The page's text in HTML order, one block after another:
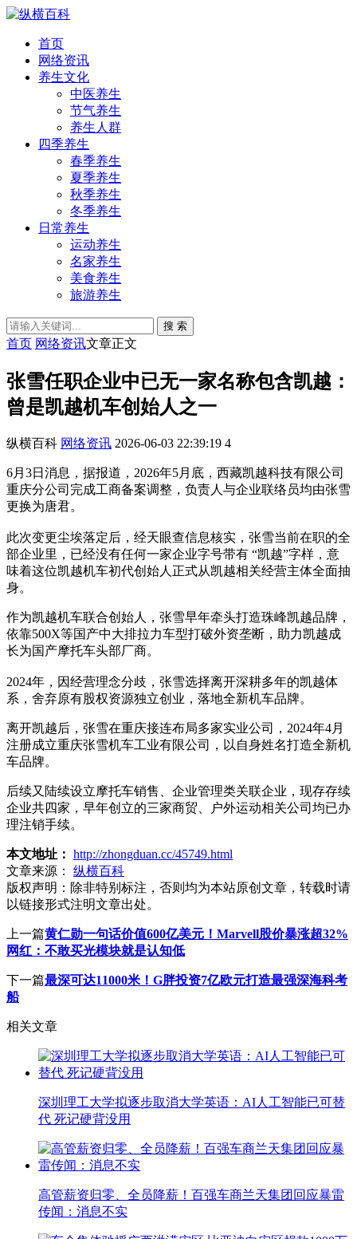
首页
网络资讯
养生文化
中医养生
节气养生
养生人群
四季养生
春季养生
夏季养生
秋季养生
冬季养生
日常养生
运动养生
名家养生
美食养生
旅游养生
搜 索
首页 网络资讯文章正文
张雪任职企业中已无一家名称包含凯越：
曾是凯越机车创始人之一
纵横百科 网络资讯 2026-06-03 22:39:19 4
6月3日消息，据报道，2026年5月底，西藏凯越科技有限公司
重庆分公司完成工商备案调整，负责人与企业联络员均由张雪
更换为唐君。
此次变更尘埃落定后，经天眼查信息核实，张雪当前在职的全
部企业里，已经没有任何一家企业字号带有 “凯越”字样，意
味着这位凯越机车初代创始人正式从凯越相关经营主体全面抽
身。
作为凯越机车联合创始人，张雪早年牵头打造珠峰凯越品牌，
依靠500X等国产中大排拉力车型打破外资垄断，助力凯越成
长为国产摩托车头部厂商。
2024年，因经营理念分歧，张雪选择离开深耕多年的凯越体
系，舍弃原有股权资源独立创业，落地全新机车品牌。
离开凯越后，张雪在重庆接连布局多家实业公司，2024年4月
注册成立重庆张雪机车工业有限公司，以自身姓名打造全新机
车品牌。
后续又陆续设立摩托车销售、企业管理类关联企业，现存存续
企业共四家，早年创立的三家商贸、户外运动相关公司均已办
理注销手续。
本文地址： http://zhongduan.cc/45749.html
文章来源：
纵横百科
版权声明： 除非特别标注，否则均为本站原创文章，转载时请
以链接形式注明文章出处。
上一篇黄仁勋一句话价值600亿美元！Marvell股价暴涨超32%
网红：不敢买光模块就是认知低
下一篇最深可达11000米！G胖投资7亿欧元打造最强深海科考
船
相关文章
深圳理工大学拟逐步取消大学英语：AI人工智能已可替
代 死记硬背没用
高管薪资归零、全员降薪！百强车商兰天集团回应暴雷
传闻：消息不实